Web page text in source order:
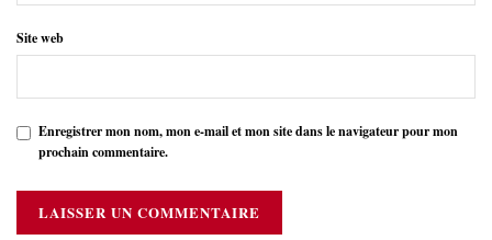
Site web
Enregistrer mon nom, mon e-mail et mon site dans le navigateur pour mon
prochain commentaire.